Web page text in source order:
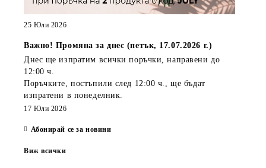
25 Юли 2026
Важно! Промяна за днес (петък, 17.07.2026 г.)
Днес ще изпратим всички поръчки, направенидо
12:00 ч.
Поръчките, постъпили след 12:00 ч. , ще бъдат
изпратени в понеделник.
17 Юли 2026
Абонирай се за новини
Виж всички